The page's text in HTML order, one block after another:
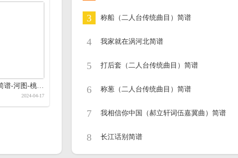
批名为恨简谱-河图-桃李醉春风制作简谱
2024-04-17
3 称船（二人台传统曲目）简谱
4 我家就在涡河北简谱
5 打后套（二人台传统曲目）简谱
6 称葱（二人台传统曲目）简谱
7 我相信你中国（郝立轩词伍嘉冀曲）简谱
8 长江话别简谱